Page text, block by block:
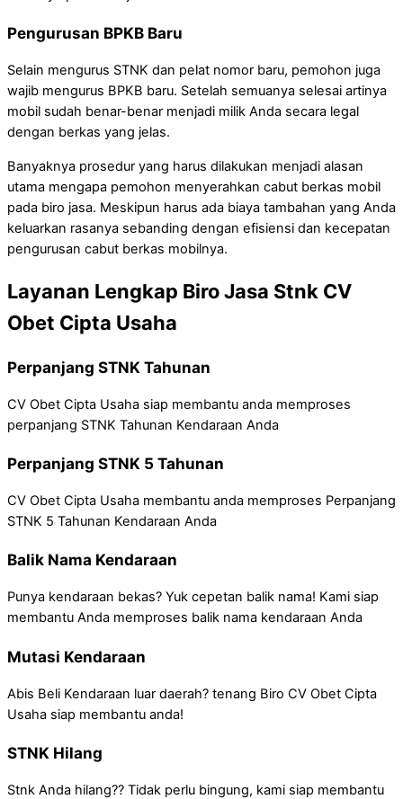
Pengurusan BPKB Baru
Selain mengurus STNK dan pelat nomor baru, pemohon juga
wajib mengurus BPKB baru. Setelah semuanya selesai artinya
mobil sudah benar-benar menjadi milik Anda secara legal
dengan berkas yang jelas.
Banyaknya prosedur yang harus dilakukan menjadi alasan
utama mengapa pemohon menyerahkan cabut berkas mobil
pada biro jasa. Meskipun harus ada biaya tambahan yang Anda
keluarkan rasanya sebanding dengan efisiensi dan kecepatan
pengurusan cabut berkas mobilnya.
Layanan Lengkap Biro Jasa Stnk CV
Obet Cipta Usaha
Perpanjang STNK Tahunan
CV Obet Cipta Usaha siap membantu anda memproses
perpanjang STNK Tahunan Kendaraan Anda
Perpanjang STNK 5 Tahunan
CV Obet Cipta Usaha membantu anda memproses Perpanjang
STNK 5 Tahunan Kendaraan Anda
Balik Nama Kendaraan
Punya kendaraan bekas? Yuk cepetan balik nama! Kami siap
membantu Anda memproses balik nama kendaraan Anda
Mutasi Kendaraan
Abis Beli Kendaraan luar daerah? tenang Biro CV Obet Cipta
Usaha siap membantu anda!
STNK Hilang
Stnk Anda hilang?? Tidak perlu bingung, kami siap membantu